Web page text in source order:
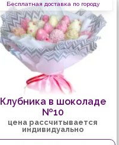
Бесплатная доставка по городу
Клубника в шоколаде
№10
цена рассчитывается
индивидуально